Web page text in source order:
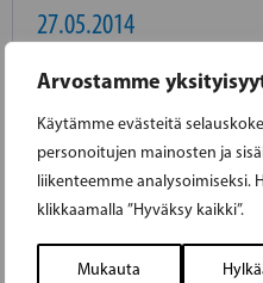
Arvostamme
Käytämme evästeitä
personoitujen mainosten ja
liikenteemme analysoimiseksi.
klikkaamalla ”Hyväksy kaikki”.
Mukauta
27.05.2014
FAKTA OM EU-
Sammanfattning av
EU-valet
LUE SEURAAVA